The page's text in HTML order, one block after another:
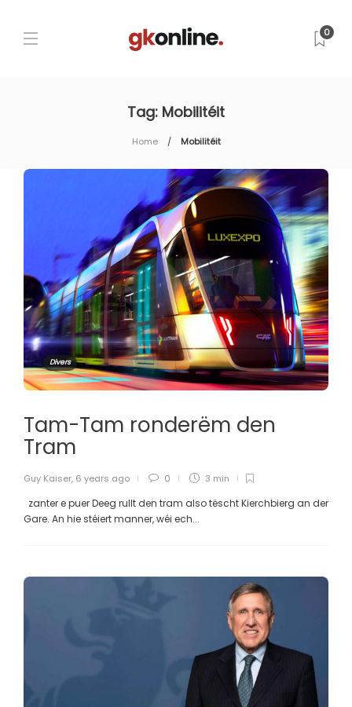
0
Tag: Mobilitéit
Home Mobilitéit
Divers
Tam-Tam ronderëm den
Tram
Guy Kaiser, 6 years ago 0 3 min
zanter e puer Deeg rullt den tram also tëscht Kierchbierg an der
Gare. An hie stéiert manner, wéi ech...